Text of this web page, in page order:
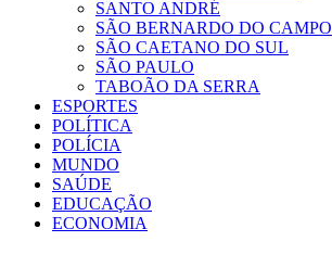
SANTO ANDRÉ
SÃO BERNARDO DO CAMPO
SÃO CAETANO DO SUL
SÃO PAULO
TABOÃO DA SERRA
ESPORTES
POLÍTICA
POLÍCIA
MUNDO
SAÚDE
EDUCAÇÃO
ECONOMIA